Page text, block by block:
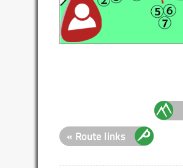
« Route links